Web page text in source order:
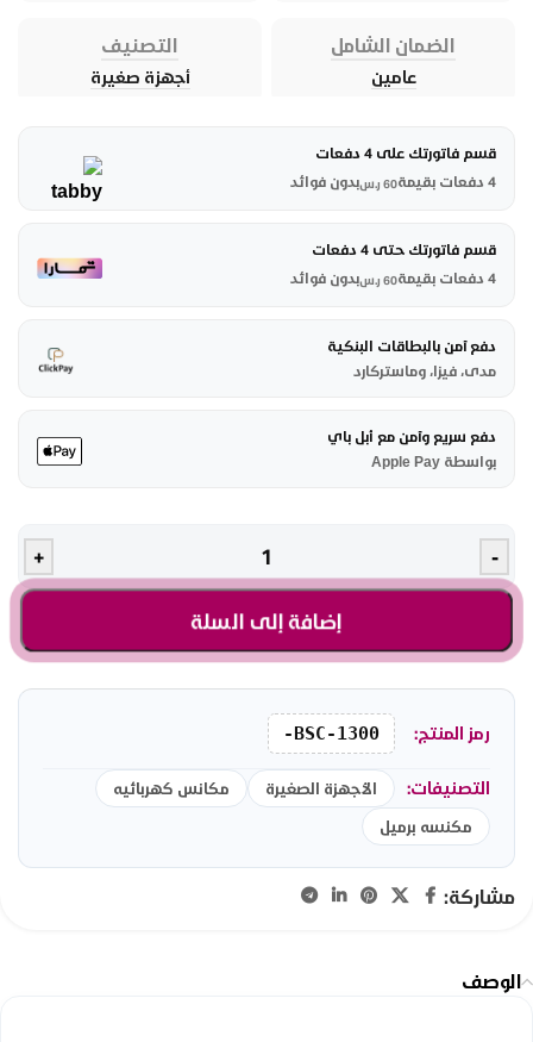
الضمان الشامل
عامين
التصنيف
أجهزة صغيرة
قسم فاتورتك على 4 دفعات
4 دفعات بقيمة
60 ر.سبدون فوائد
قسم فاتورتك حتى 4 دفعات
4 دفعات بقيمة
60 ر.سبدون فوائد
دفع آمن بالبطاقات البنكية
مدى، فيزا، وماستركارد
دفع سريع وآمن مع أبل باي
بواسطة Apple Pay
-
+
إضافة إلى السلة
رمز المنتج: BSC-1300-
التصنيفات: الأجهزة الصغيرة
مكانس كهربائيه
مكنسه برميل
مشاركة:
الوصف